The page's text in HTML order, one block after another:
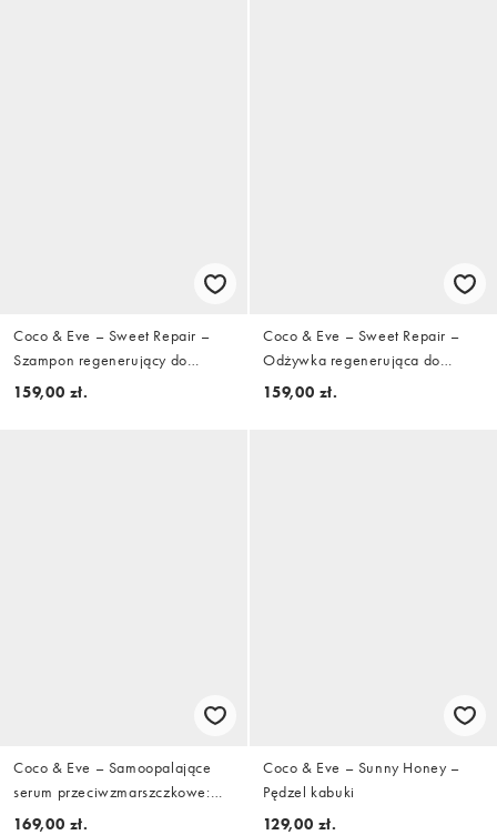
Coco & Eve – Sweet Repair –
Szampon regenerujący do
włosów, 280 ml
159,00 zł.
Coco & Eve – Sweet Repair –
Odżywka regenerująca do
włosów, 280 ml
159,00 zł.
Coco & Eve – Samoopalające
serum przeciwzmarszczkowe:
30 ml
169,00 zł.
Coco & Eve – Sunny Honey –
Pędzel kabuki
129,00 zł.